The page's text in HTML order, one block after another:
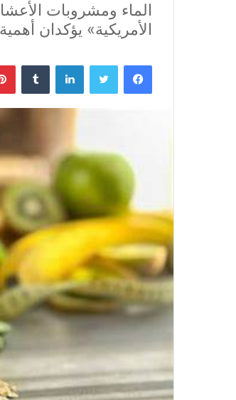
الماء ومشروبات
الأمريكية» يؤكدان
فيسبوك تويتر لينكدإن